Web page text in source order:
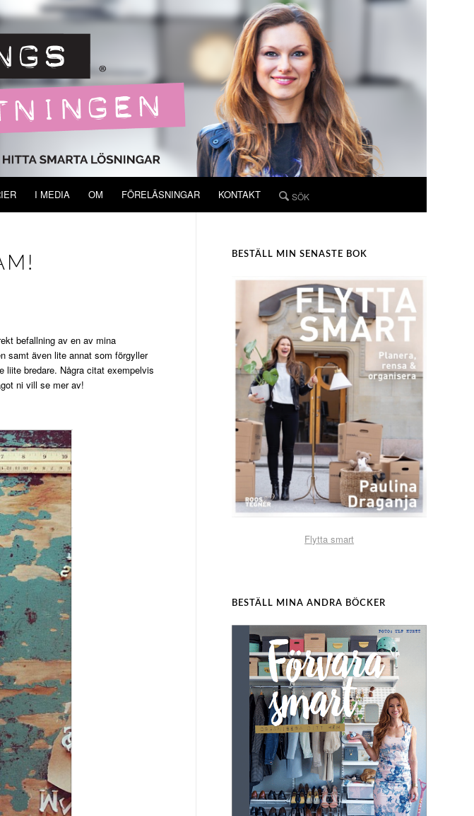
I MEDIA OM FÖRELÄSNINGAR KONTAKT
befallning av en av mina
samt även lite annat som förgyller
liite bredare. Några citat exempelvis
ni vill se mer av!
BESTÄLL MIN SENASTE BOK
Flytta smart
BESTÄLL MINA ANDRA BÖCKER